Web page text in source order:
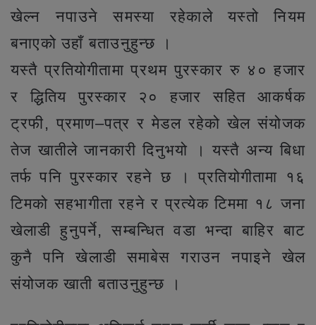
खेल्न नपाउने समस्या रहेकाले यस्तो नियम
बनाएको उहाँ बताउनुहुन्छ ।
यस्तै प्रतियोगीतामा प्रथम पुरस्कार रु ४० हजार
र द्धितिय पुरस्कार २० हजार सहित आकर्षक
ट्रफी, प्रमाण–पत्र र मेडल रहेको खेल संयोजक
तेज खातीले जानकारी दिनुभयो । यस्तै अन्य बिधा
तर्फ पनि पुरस्कार रहने छ । प्रतियोगीतामा १६
टिमको सहभागीता रहने र प्रत्येक टिममा १८ जना
खेलाडी हुनुपर्ने, सम्बन्धित वडा भन्दा बाहिर बाट
कुनै पनि खेलाडी समाबेस गराउन नपाइने खेल
संयोजक खाती बताउनुहुन्छ ।